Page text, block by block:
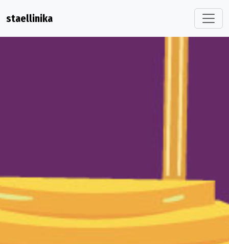
staellinika